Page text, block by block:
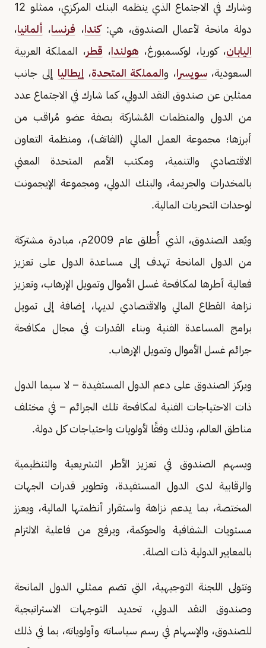
وشارك في الاجتماع الذي ينظمه البنك المركزي، ممثلو 12
دولة مانحة لأعمال الصندوق، هي:كندا، فرنسا، ألمانيا،
اليابان، كوريا، لوكسمبورغ، هولندا، قطر، المملكة العربية
السعودية،سويسرا، والمملكة المتحدة، إيطاليا إلى جانب
ممثلين عن صندوق النقد الدولي، كما شارك في الاجتماع عدد
من الدول والمنظمات المُشاركة بصفة عضو مُراقب من
أبرزها؛ مجموعة العمل المالي (الفاتف)، ومنظمة التعاون
الاقتصادي والتنمية، ومكتب الأمم المتحدة المعني
بالمخدرات والجريمة، والبنك الدولي، ومجموعة الإيجمونت
لوحدات التحريات المالية.
ويُعد الصندوق، الذي أُطلق عام 2009م، مبادرة مشتركة
من الدول المانحة تهدف إلى مساعدة الدول على تعزيز
فعالية أطرها لمكافحة غسل الأموال وتمويل الإرهاب، وتعزيز
نزاهة القطاع المالي والاقتصادي لديها، إضافة إلى تمويل
برامج المساعدة الفنية وبناء القدرات في مجال مكافحة
جرائم غسل الأموال وتمويل الإرهاب.
ويركز الصندوق على دعم الدول المستفيدة – لا سيما الدول
ذات الاحتياجات الفنية لمكافحة تلك الجرائم – في مختلف
مناطق العالم، وذلك وفقًا لأولويات واحتياجات كل دولة.
ويسهم الصندوق في تعزيز الأطر التشريعية والتنظيمية
والرقابية لدى الدول المستفيدة، وتطوير قدرات الجهات
المختصة، بما يدعم نزاهة واستقرار أنظمتها المالية، ويعزز
مستويات الشفافية والحوكمة، ويرفع من فاعلية الالتزام
بالمعايير الدولية ذات الصلة.
وتتولى اللجنة التوجيهية، التي تضم ممثلي الدول المانحة
وصندوق النقد الدولي، تحديد التوجهات الاستراتيجية
للصندوق، والإسهام في رسم سياساته وأولوياته، بما في ذلك